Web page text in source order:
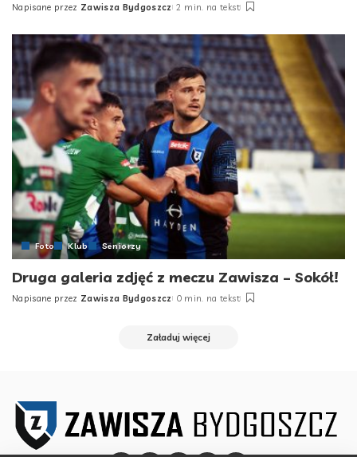
Posted
Napisane przez Zawisza Bydgoszcz 2 min. na tekst
Foto Klub Seniorzy
Druga galeria zdjęć z meczu Zawisza – Sokół!
Posted
Napisane przez Zawisza Bydgoszcz 0 min. na tekst
Załaduj więcej